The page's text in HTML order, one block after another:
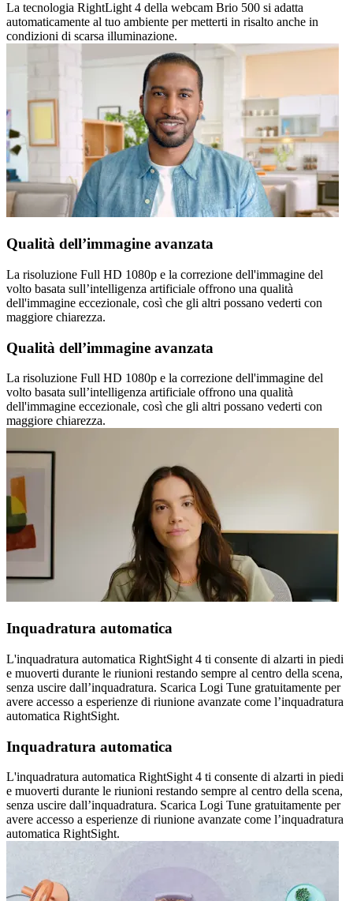
La tecnologia RightLight 4 della webcam Brio 500 si adatta
automaticamente al tuo ambiente per metterti in risalto anche in
condizioni di scarsa illuminazione.
Qualità dell’immagine avanzata
La risoluzione Full HD 1080p e la correzione dell'immagine del
volto basata sull’intelligenza artificiale offrono una qualità
dell'immagine eccezionale, così che gli altri possano vederti con
maggiore chiarezza.
Qualità dell’immagine avanzata
La risoluzione Full HD 1080p e la correzione dell'immagine del
volto basata sull’intelligenza artificiale offrono una qualità
dell'immagine eccezionale, così che gli altri possano vederti con
maggiore chiarezza.
Inquadratura automatica
L'inquadratura automatica RightSight 4 ti consente di alzarti in piedi
e muoverti durante le riunioni restando sempre al centro della scena,
senza uscire dall’inquadratura. Scarica Logi Tune gratuitamente per
avere accesso a esperienze di riunione avanzate come l’inquadratura
automatica RightSight.
Inquadratura automatica
L'inquadratura automatica RightSight 4 ti consente di alzarti in piedi
e muoverti durante le riunioni restando sempre al centro della scena,
senza uscire dall’inquadratura. Scarica Logi Tune gratuitamente per
avere accesso a esperienze di riunione avanzate come l’inquadratura
automatica RightSight.